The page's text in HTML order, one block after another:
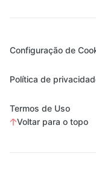
Configuração de
Política de
Termos de Uso
Voltar para o topo